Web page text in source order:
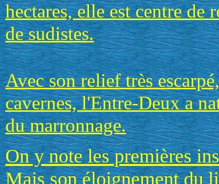
hectares, elle est centre de
de sudistes.
Avec son relief très
cavernes, l'Entre-Deux a
du marronnage.
On y note les premières
Mais son éloignement du